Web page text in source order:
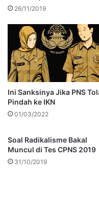
26/11/2019
Ini Sanksinya Jika PNS
Pindah ke IKN
01/03/2022
Soal Radikalisme Bakal
Muncul di Tes CPNS 2019
31/10/2019